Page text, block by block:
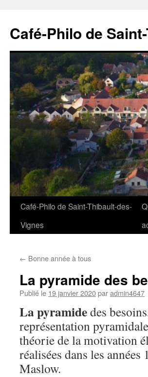
contenu
Café-Philo de
Café-Philo de Saint-Thibault-des-
Vignes
← Bonne année à tous
La pyramide des
Publié le 19 janvier 2020paradmin4647
La pyramidedes
représentation
théorie de la motivation
réalisées dans les
Maslow.